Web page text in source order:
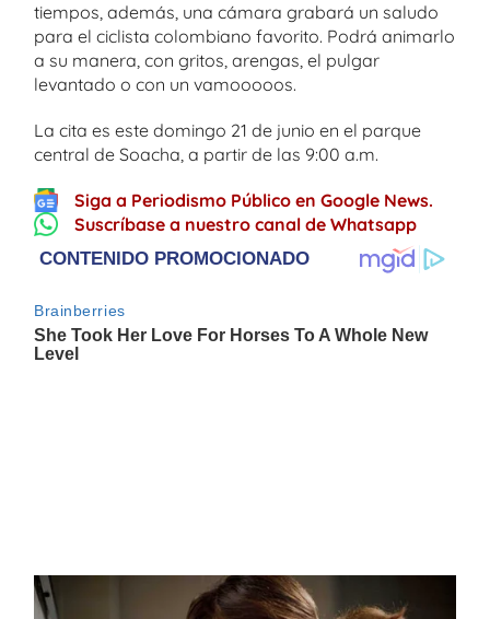
tiempos, además, una cámara grabará un saludo
para el ciclista colombiano favorito. Podrá animarlo
a su manera, con gritos, arengas, el pulgar
levantado o con un vamooooos.
La cita es este domingo 21 de junio en el parque
central de Soacha, a partir de las 9:00 a.m.
Siga a Periodismo Público en Google News.
Suscríbase a nuestro canal de Whatsapp